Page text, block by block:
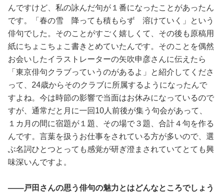
んですけど、私の詠んだ句が１番になったことがあったん
です。「春の雪 降っても積もらず 溶けていく」という
俳句でした。そのことがすごく嬉しくて、その後も原稿用
紙にちょこちょこ書きとめていたんです。そのことを偶然
お会いしたイラストレーターの矢吹申彦さんに伝えたら
「東京俳句クラブっていうのがあるよ」と紹介してくださ
って、24歳からそのクラブに所属するようになったんで
すよね。今は時節の影響で当面はお休みになっているので
すが、通常だと月に一回10人前後が集う句会があって、
１カ月の間に宿題が１題、その場で３題、合計４句を作る
んです。言葉を扱うお仕事をされている方が多いので、選
ぶ名詞ひとつとっても感覚が研ぎ澄まされていてとても興
味深いんですよ。
――戸田さんの思う俳句の魅力とはどんなところでしょう